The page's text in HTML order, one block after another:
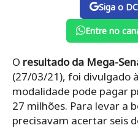
Siga o
Entre no
O resultado da Mega-
(27/03/21), foi divulgado
modalidade pode pagar
27 milhões. Para levar a
precisavam acertar seis